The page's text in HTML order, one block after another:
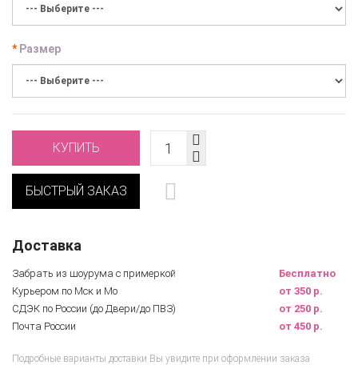
Размер
КУПИТЬ
БЫСТРЫЙ ЗАКАЗ
Доставка
Забрать из шоурума с примеркой
Бесплатно
Курьером по Мск и Мо
от 350 р.
СДЭК по России (до Двери/до ПВЗ)
от 250 р.
Почта России
от 450 р.
Подробные варианты доставки Вы увидите при оформлении заказа